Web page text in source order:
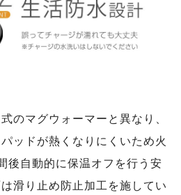
のマグウォーマーと異なり、
ッドが熱くなりにくいため⽕
後⾃動的に保温オフを⾏う安
滑り⽌め防⽌加⼯を施してい